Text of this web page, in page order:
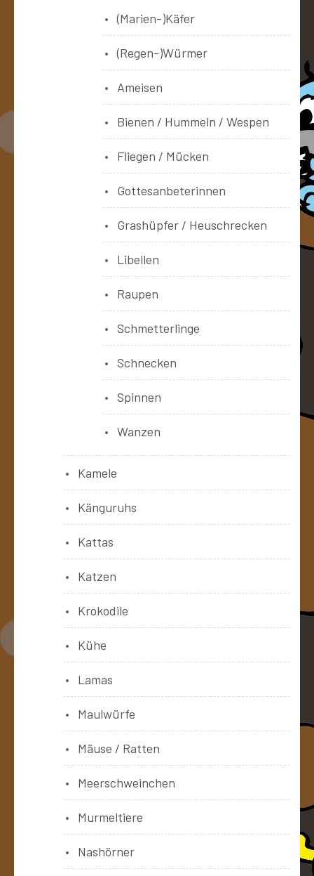
(Marien-)Käfer
(Regen-)Würmer
Ameisen
Bienen / Hummeln / Wespen
Fliegen / Mücken
Gottesanbeterinnen
Grashüpfer / Heuschrecken
Libellen
Raupen
Schmetterlinge
Schnecken
Spinnen
Wanzen
Kamele
Känguruhs
Kattas
Katzen
Krokodile
Kühe
Lamas
Maulwürfe
Mäuse / Ratten
Meerschweinchen
Murmeltiere
Nashörner